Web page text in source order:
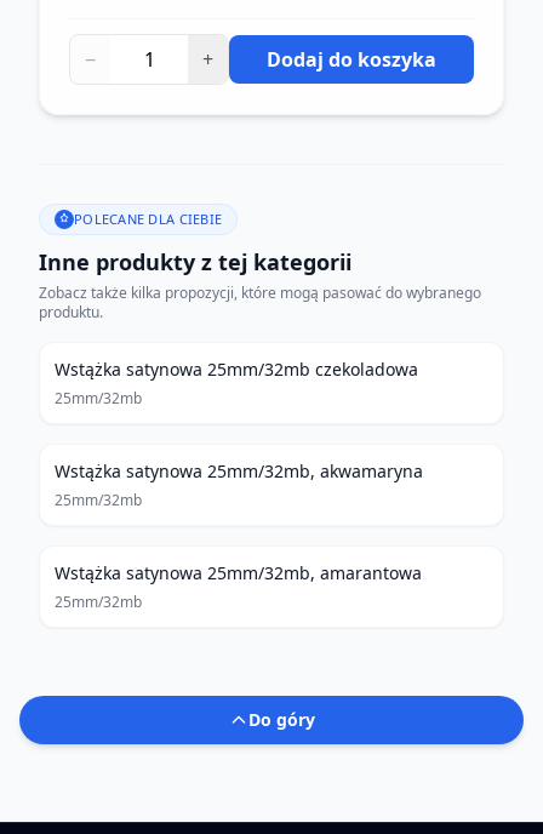
− + Dodaj do koszyka
POLECANE DLA CIEBIE
Inne produkty z tej kategorii
Zobacz także kilka propozycji, które mogą pasować do wybranego
produktu.
Wstążka satynowa 25mm/32mb czekoladowa
25mm/32mb
Wstążka satynowa 25mm/32mb, akwamaryna
25mm/32mb
Wstążka satynowa 25mm/32mb, amarantowa
25mm/32mb
Do góry